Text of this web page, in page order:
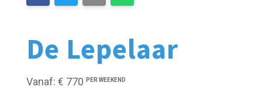
De Lepelaar
Vanaf: € 770 PER WEEKEND